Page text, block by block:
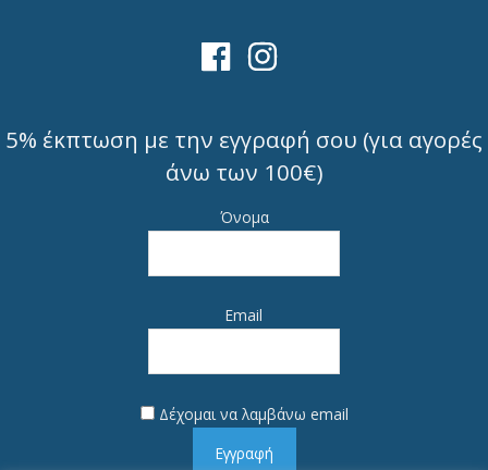
5% έκπτωση με την εγγραφή σου (για αγορές
άνω των 100€)
Όνομα
Email
Δέχομαι να λαμβάνω email
Εγγραφή